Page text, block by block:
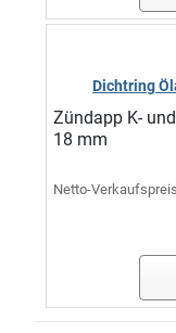
Dichtring
Zündapp K-
18 mm
Netto-